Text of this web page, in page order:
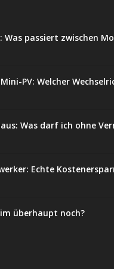
passiert zwischen
PV: Welcher
Was darf ich ohne
Echte
überhaupt noch?